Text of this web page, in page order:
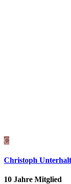
C
Christoph Unterhalt
10 Jahre Mitglied